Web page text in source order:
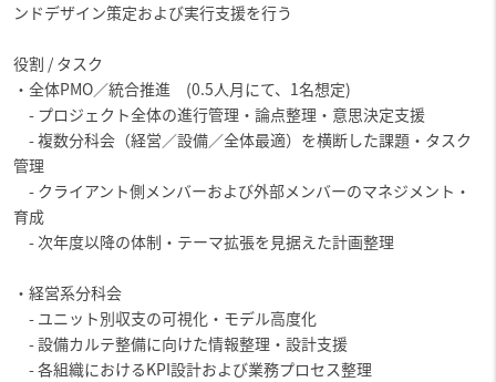
ンドデザイン策定および実行支援を行う
役割 / タスク
・全体PMO／統合推進 (0.5人月にて、1名想定)
- プロジェクト全体の進行管理・論点整理・意思決定支援
- 複数分科会（経営／設備／全体最適）を横断した課題・タスク
管理
- クライアント側メンバーおよび外部メンバーのマネジメント・
育成
- 次年度以降の体制・テーマ拡張を見据えた計画整理
・経営系分科会
- ユニット別収支の可視化・モデル高度化
- 設備カルテ整備に向けた情報整理・設計支援
- 各組織におけるKPI設計および業務プロセス整理